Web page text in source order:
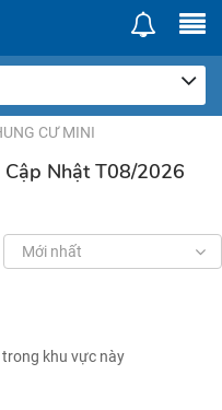
CƯ MINI
Cập Nhật T08/2026
Mới nhất
khu vực này